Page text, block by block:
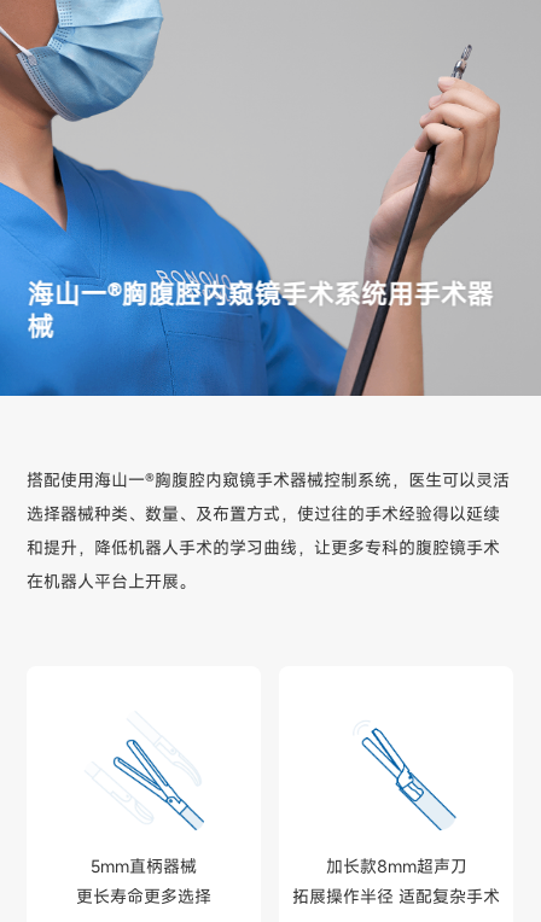
海山一®胸腹腔内窥镜手术系统用手术器
械
搭配使用海山一®胸腹腔内窥镜手术器械控制系统，医生可以灵活
选择器械种类、数量、及布置方式，使过往的手术经验得以延续
和提升，降低机器人手术的学习曲线，让更多专科的腹腔镜手术
在机器人平台上开展。
5mm直柄器械
更长寿命更多选择
加长款8mm超声刀
拓展操作半径 适配复杂手术